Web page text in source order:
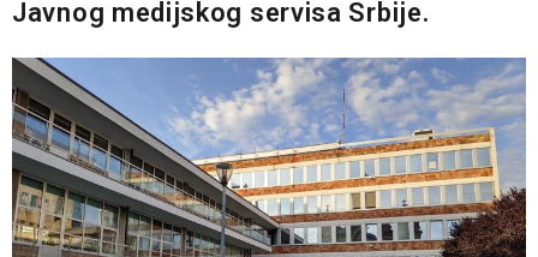
Javnog medijskog servisa Srbije.